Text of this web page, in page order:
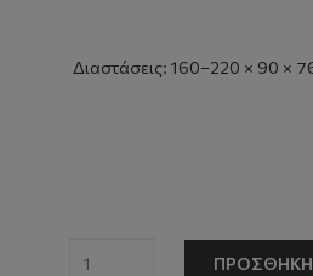
Διαστάσεις: 160–220 × 90 ×